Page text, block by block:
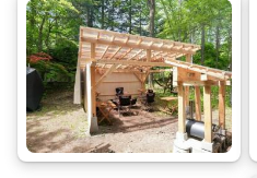
す。 また、室内にはアマゾンプラ
イムなどが見られるテレビ、ボー
ドゲーム、ダーツなどもございま
す。 また草津温泉中心地まで車で
約30分です。 お時間あれば草津の
名湯にも足をお運びください。 玄
関にキーボックスを置くセルフチ
ェックイン方式なので、16時以降
の好きな時間にチェックイン出来